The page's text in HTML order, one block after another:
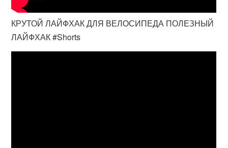
КРУТОЙ ЛАЙФХАК ДЛЯ ВЕЛОСИПЕДА ПОЛЕЗНЫЙ
ЛАЙФХАК #Shorts